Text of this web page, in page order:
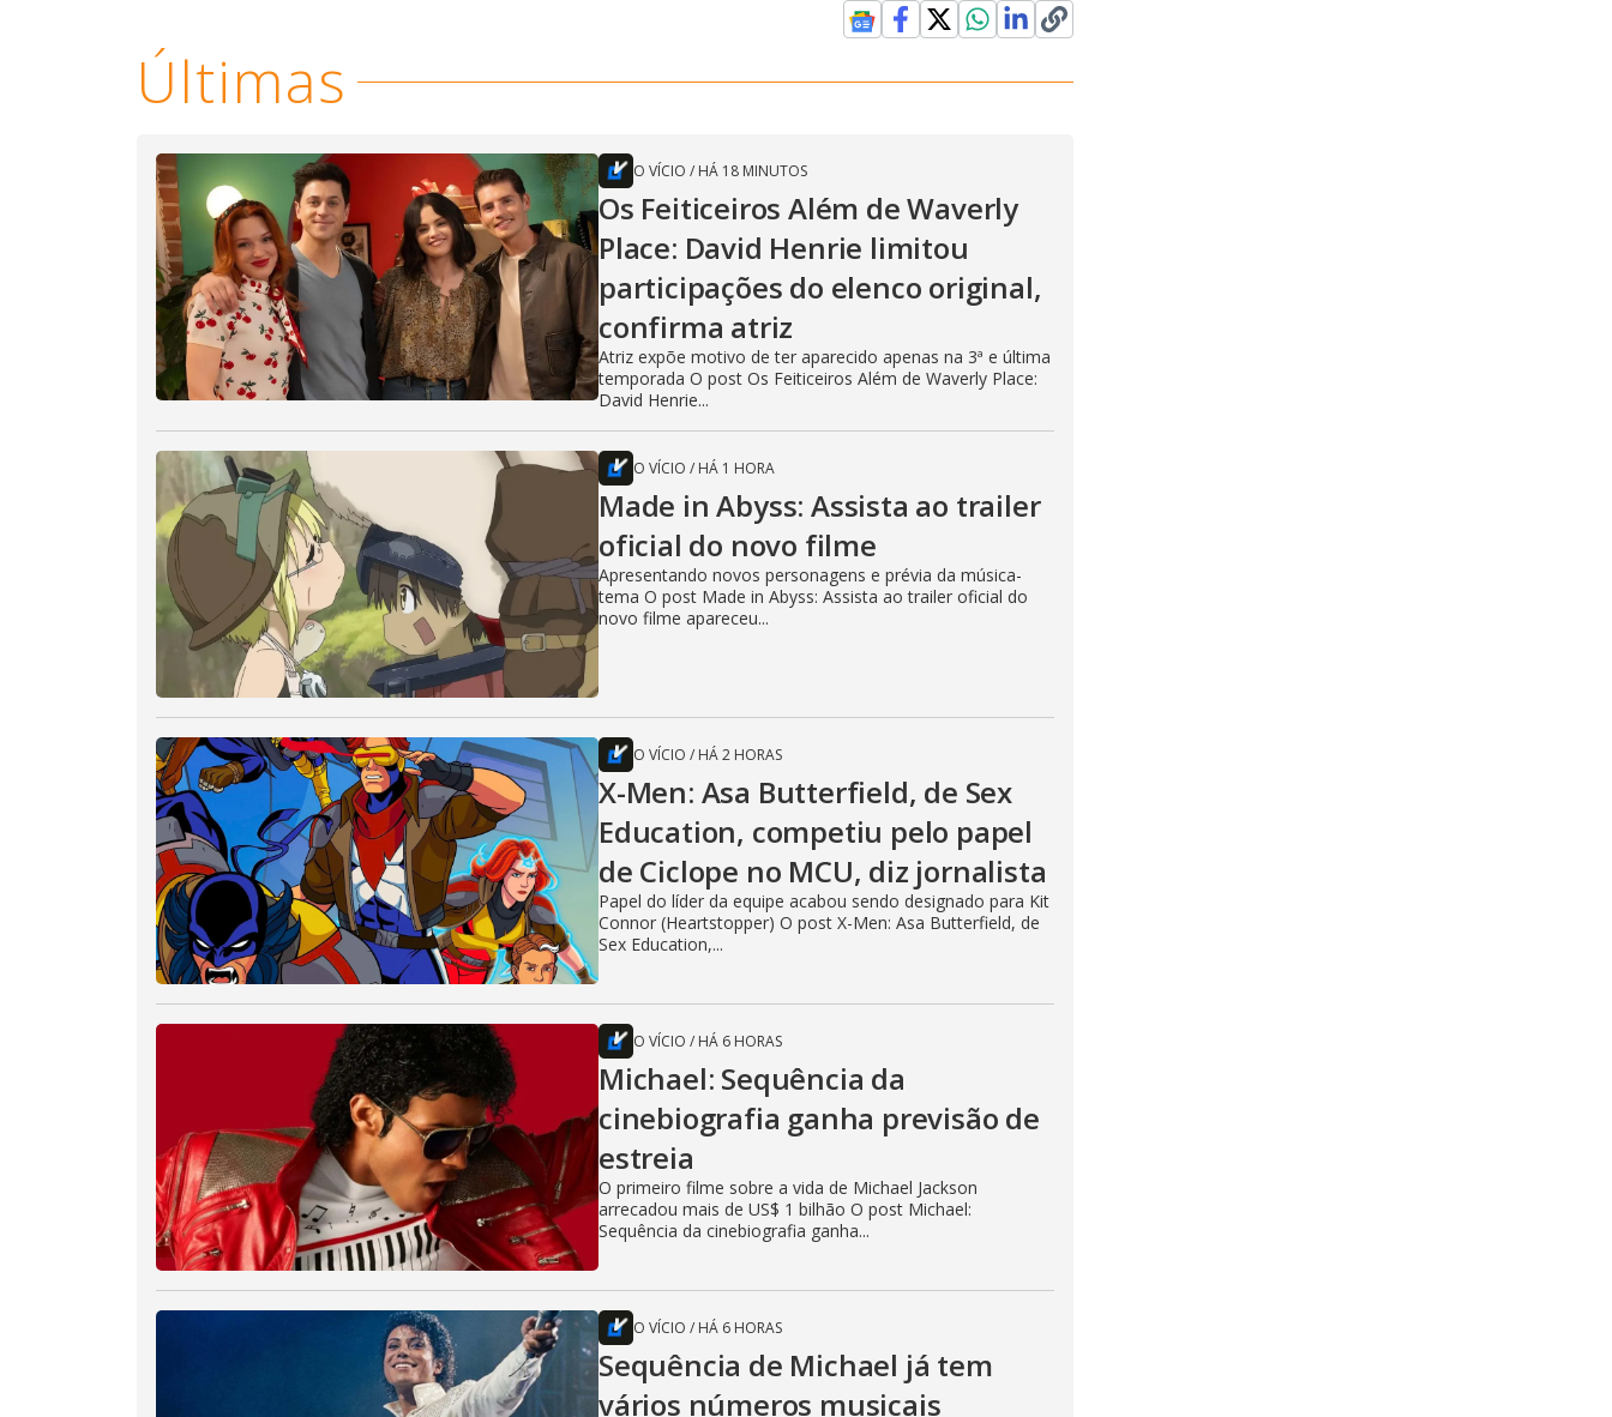
Últimas
O VÍCIO / HÁ 18 MINUTOS
Os Feiticeiros Além de Waverly
Place: David Henrie limitou
participações do elenco original,
confirma atriz
Atriz expõe motivo de ter aparecido apenas na 3ª e última
temporada O post Os Feiticeiros Além de Waverly Place:
David Henrie...
O VÍCIO / HÁ 1 HORA
Made in Abyss: Assista ao trailer
oficial do novo filme
Apresentando novos personagens e prévia da música-
tema O post Made in Abyss: Assista ao trailer oficial do
novo filme apareceu...
O VÍCIO / HÁ 2 HORAS
X-Men: Asa Butterfield, de Sex
Education, competiu pelo papel
de Ciclope no MCU, diz jornalista
Papel do líder da equipe acabou sendo designado para Kit
Connor (Heartstopper) O post X-Men: Asa Butterfield, de
Sex Education,...
O VÍCIO / HÁ 6 HORAS
Michael: Sequência da
cinebiografia ganha previsão de
estreia
O primeiro filme sobre a vida de Michael Jackson
arrecadou mais de US$ 1 bilhão O post Michael:
Sequência da cinebiografia ganha...
O VÍCIO / HÁ 6 HORAS
Sequência de Michael já tem
vários números musicais